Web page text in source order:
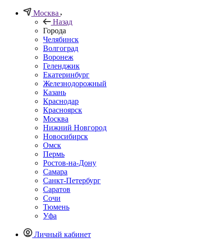
Москва
Назад
Города
Челябинск
Волгоград
Воронеж
Геленджик
Екатеринбург
Железнодорожный
Казань
Краснодар
Красноярск
Москва
Нижний Новгород
Новосибирск
Омск
Пермь
Ростов-на-Дону
Самара
Санкт-Петербург
Саратов
Сочи
Тюмень
Уфа
Личный кабинет